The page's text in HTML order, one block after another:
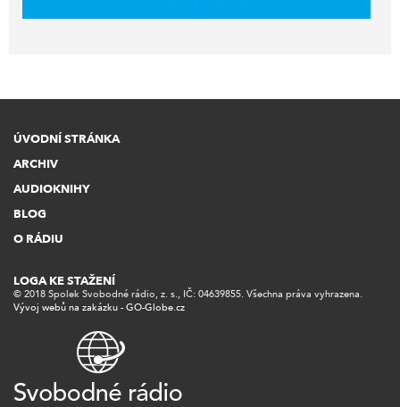
ÚVODNÍ STRÁNKA
ARCHIV
AUDIOKNIHY
BLOG
O RÁDIU
© 2018 Spolek Svobodné rádio, z. s., IČ: 04639855. Všechna práva vyhrazena.
Vývoj webů na zakázku - GO-Globe.cz
LOGA KE STAŽENÍ